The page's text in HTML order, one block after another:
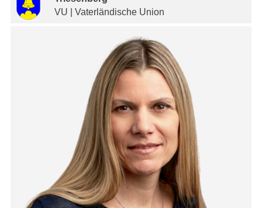
VU | Vaterländische Union